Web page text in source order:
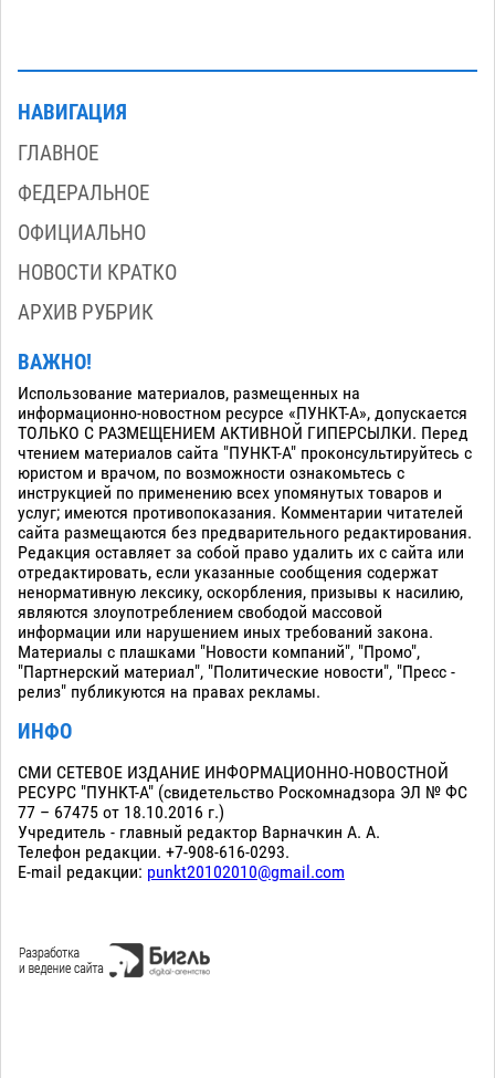
НАВИГАЦИЯ
ГЛАВНОЕ
ФЕДЕРАЛЬНОЕ
ОФИЦИАЛЬНО
НОВОСТИ КРАТКО
АРХИВ РУБРИК
ВАЖНО!
Использование материалов, размещенных на
информационно-новостном ресурсе «ПУНКТ-А», допускается
ТОЛЬКО С РАЗМЕЩЕНИЕМ АКТИВНОЙ ГИПЕРСЫЛКИ. Перед
чтением материалов сайта "ПУНКТ-А" проконсультируйтесь с
юристом и врачом, по возможности ознакомьтесь с
инструкцией по применению всех упомянутых товаров и
услуг; имеются противопоказания. Комментарии читателей
сайта размещаются без предварительного редактирования.
Редакция оставляет за собой право удалить их с сайта или
отредактировать, если указанные сообщения содержат
ненормативную лексику, оскорбления, призывы к насилию,
являются злоупотреблением свободой массовой
информации или нарушением иных требований закона.
Материалы с плашками "Новости компаний", "Промо",
"Партнерский материал", "Политические новости", "Пресс -
релиз" публикуются на правах рекламы.
ИНФО
СМИ СЕТЕВОЕ ИЗДАНИЕ ИНФОРМАЦИОННО-НОВОСТНОЙ
РЕСУРС "ПУНКТ-А" (свидетельство Роскомнадзора ЭЛ № ФС
77 – 67475 от 18.10.2016 г.)
Учредитель - главный редактор Варначкин А. А.
Телефон редакции. +7-908-616-0293.
E-mail редакции: punkt20102010@gmail.com